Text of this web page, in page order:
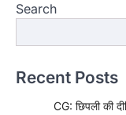
Search
Recent Posts
CG: छिपली की